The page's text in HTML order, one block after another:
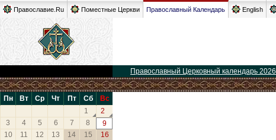
Православие.Ru Поместные Церкви Православный Календарь English
Православный Церковный календарь 2026
Пн Вт Ср Чт Пт Сб
Вс
1
2
3
4 5 6 7 8
9
10
11 12 13 14 15
16